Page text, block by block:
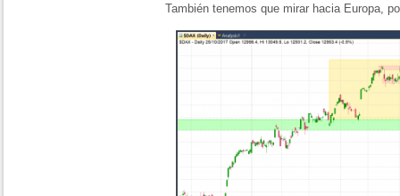
También tenemos que mirar hacia Europa,